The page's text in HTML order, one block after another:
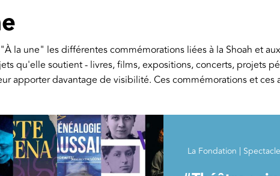
la une" les différentes commémorations liées à la Shoah et
qu'elle soutient - livres, films, expositions, concerts, projets
apporter davantage de visibilité. Ces commémorations et
La Fondation |